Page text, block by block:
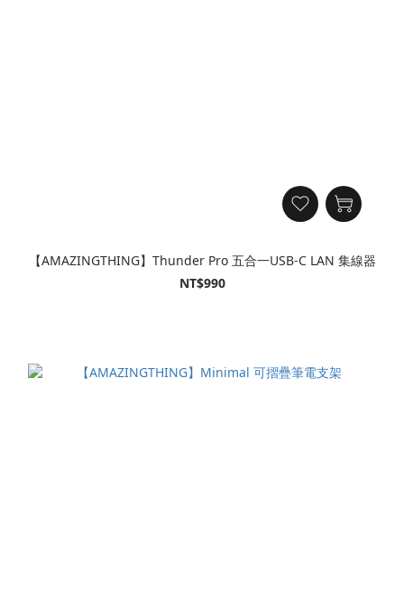
【AMAZINGTHING】Thunder Pro 五合一USB-C LAN 集線器
NT$990